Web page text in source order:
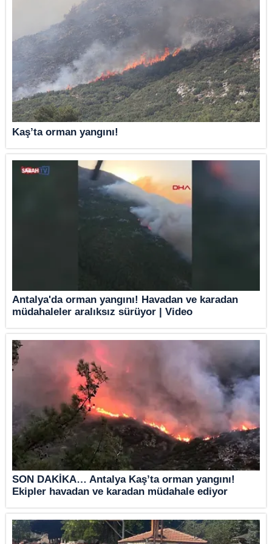
Kaş’ta orman yangını!
Antalya'da orman yangını! Havadan ve karadan
müdahaleler aralıksız sürüyor | Video
SON DAKİKA… Antalya Kaş’ta orman yangını!
Ekipler havadan ve karadan müdahale ediyor